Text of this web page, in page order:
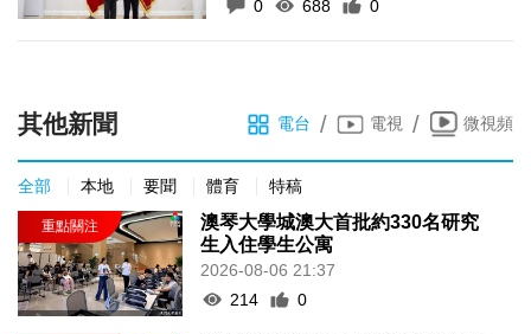
0 688 0
其他新聞 電台 / 電視 / 微視頻
全部 本地 要聞 體育 特稿
澳琴大學城澳大首批約330名研究
生入住學生公寓
2026-08-06 21:37
214
0